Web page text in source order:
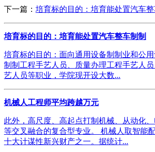
下一篇： 培育标的目的：培育能处置汽车
培育标的目的：培育能处置汽车整车制制
培育标的目的：面向通用设备制制业和公
制制工程手艺人员、质量办理工程手艺人
艺人员等职业，学院现开设大数...
机械人工程师平均跨越万元
此外，高尺度、高起点打制机械、从动化
等交叉融合的复合型专业。 机械人取智能
十大计谋性新兴财产之一。据统计...